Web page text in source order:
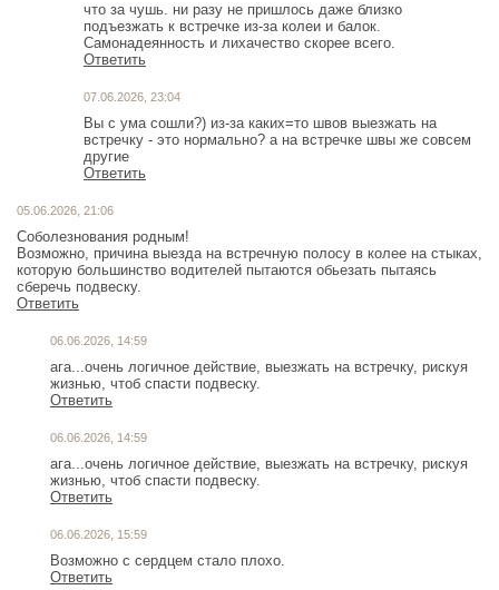
что за чушь. ни разу не пришлось даже близко
подъезжать к встречке из-за колеи и балок.
Самонадеянность и лихачество скорее всего.
Ответить
07.06.2026, 23:04
Вы с ума сошли?) из-за каких=то швов выезжать на
встречку - это нормально? а на встречке швы же совсем
другие
Ответить
05.06.2026, 21:06
Соболезнования родным!
Возможно, причина выезда на встречную полосу в колее на стыках,
которую большинство водителей пытаются обьезать пытаясь
сберечь подвеску.
Ответить
06.06.2026, 14:59
ага...очень логичное действие, выезжать на встречку, рискуя
жизнью, чтоб спасти подвеску.
Ответить
06.06.2026, 14:59
ага...очень логичное действие, выезжать на встречку, рискуя
жизнью, чтоб спасти подвеску.
Ответить
06.06.2026, 15:59
Возможно с сердцем стало плохо.
Ответить